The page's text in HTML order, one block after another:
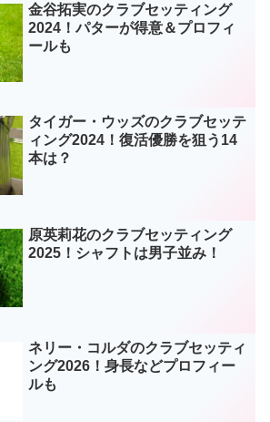
金谷拓実のクラブセッティング
2024！パターが得意＆プロフィ
ールも
タイガー・ウッズのクラブセッテ
ィング2024！復活優勝を狙う14
本は？
原英莉花のクラブセッティング
2025！シャフトは男子並み！
ネリー・コルダのクラブセッティ
ング2026！身長などプロフィー
ルも